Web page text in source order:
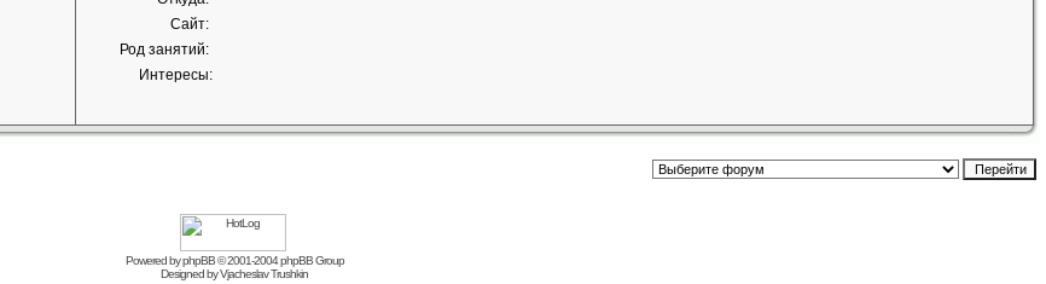
Сайт:
Род занятий:
Интересы:
Powered byphpBB© 2001-2004 phpBB Group
Designed byVjacheslav Trushkin